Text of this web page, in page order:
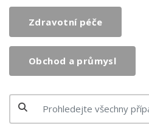
Zdravotní péče
Obchod a průmysl